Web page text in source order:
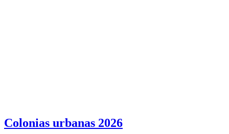
Colonias urbanas 2026